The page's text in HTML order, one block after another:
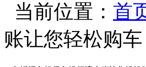
当前位置： 首
账让您轻松购车